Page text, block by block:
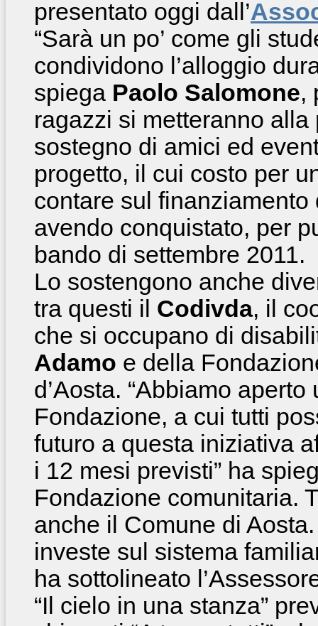
presentato oggi dall’
“Sarà un po’ come gli
condividono l’alloggio
spiega Paolo Salomone,
ragazzi si metteranno alla
sostegno di amici ed
progetto, il cui costo per
contare sul
avendo conquistato, per
bando di settembre 2011.
Lo sostengono anche
tra questi il Codivda, il
che si occupano di
Adamo e della
d’Aosta. “Abbiamo
Fondazione, a cui tutti
futuro a questa iniziativa
i 12 mesi previsti” ha
Fondazione comunitaria.
anche il Comune di
investe sul sistema
ha sottolineato
“Il cielo in una stanza”